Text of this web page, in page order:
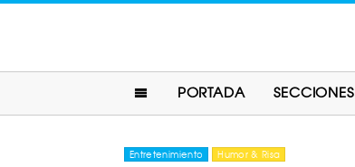
PORTADA SECCIONES
Entretenimiento Humor & Risa